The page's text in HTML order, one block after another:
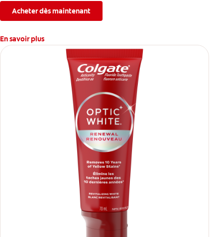
Acheter dès maintenant
En savoir plus